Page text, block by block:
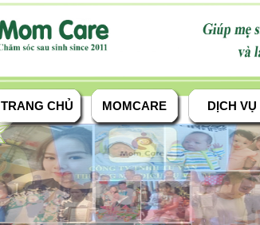
TRANG CHỦ MOMCARE DỊCH VỤ